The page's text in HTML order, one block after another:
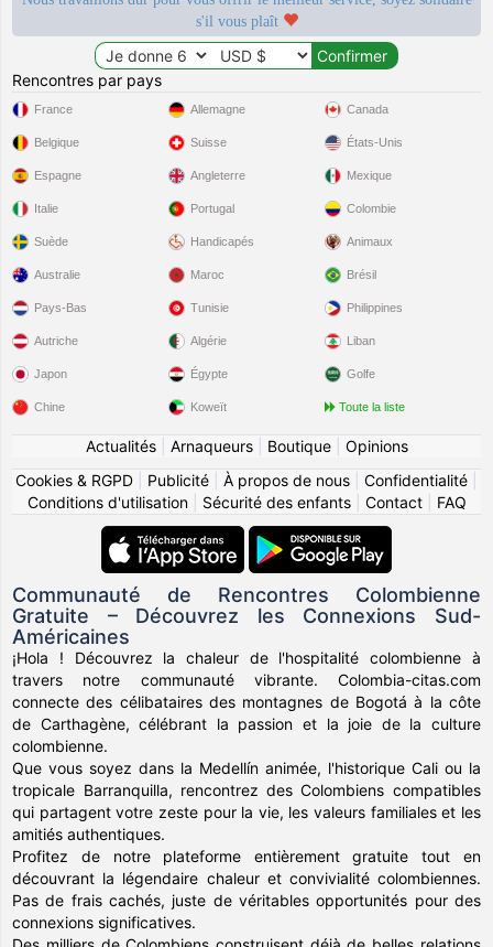
s'il vous plaît
Rencontres par pays
France
Belgique
Espagne
Italie
Suède
Allemagne
Suisse
Angleterre
Portugal
Handicapés
Canada
États-Unis
Mexique
Colombie
Animaux
Australie
Pays-Bas
Autriche
Japon
Chine
Maroc
Tunisie
Algérie
Égypte
Koweït
Brésil
Philippines
Liban
Golfe
Toute la liste
Actualités| Arnaqueurs| Boutique| Opinions
Cookies & RGPD
Publicité À propos de nous Confidentialité
Conditions d'utilisation| Sécurité des enfants| Contact| FAQ
Communauté de Rencontres Colombienne
Gratuite – Découvrez les Connexions Sud-
Américaines
¡Hola ! Découvrez la chaleur de l'hospitalité colombienne à
travers notre communauté vibrante. Colombia-citas.com
connecte des célibataires des montagnes de Bogotá à la côte
de Carthagène, célébrant la passion et la joie de la culture
colombienne.
Que vous soyez dans la Medellín animée, l'historique Cali ou la
tropicale Barranquilla, rencontrez des Colombiens compatibles
qui partagent votre zeste pour la vie, les valeurs familiales et les
amitiés authentiques.
Profitez de notre plateforme entièrement gratuite tout en
découvrant la légendaire chaleur et convivialité colombiennes.
Pas de frais cachés, juste de véritables opportunités pour des
connexions significatives.